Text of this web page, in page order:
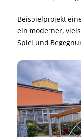
Beispielprojekt
ein moderner,
Spiel und
sichere Nutzung
Nachhaltig
langfristige